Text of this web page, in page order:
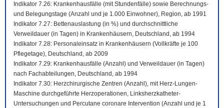
Indikator 7.26: Krankenhausfälle (mit Stundenfälle) sowie Berechnungs-
und Belegungstage (Anzahl und je 1.000 Einwohner), Region, ab 1991
Indikator 7.27: Bettenauslastung (in %) und durchschnittliche
Verweildauer (in Tagen) in Krankenhäusern, Deutschland, ab 1994
Indikator 7.28: Personaleinsatz in Krankenhäusern (Vollkräfte je 100
Pflegetage), Deutschland, ab 2009
Indikator 7.29: Krankenhausfälle (Anzahl) und Verweildauer (in Tagen)
nach Fachabteilungen, Deutschland, ab 1994
Indikator 7.30: Herzchirurgische Zentren (Anzahl), mit Herz-Lungen-
Maschine durchgeführte Herzoperationen, Linksherzkatheter-
Untersuchungen und Percutane coronare Intervention (Anzahl und je 1